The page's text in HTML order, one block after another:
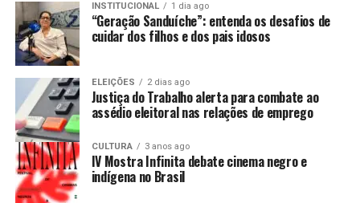
INSTITUCIONAL 1 dia ago
“Geração Sanduíche”: entenda os desafios de
cuidar dos filhos e dos pais idosos
ELEIÇÕES 2 dias ago
Justiça do Trabalho alerta para combate ao
assédio eleitoral nas relações de emprego
CULTURA 3 anos ago
IV Mostra Infinita debate cinema negro e
indígena no Brasil